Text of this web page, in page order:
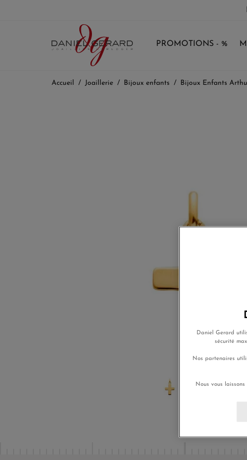
PROMOTIONS - %
Accueil Joaillerie Bijoux enfants Bijoux Enfants
Daniel Gerard
sécurité
Nos partenaires
Nous vous